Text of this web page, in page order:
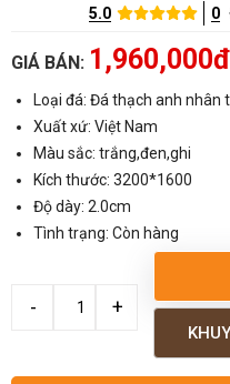
5.0 0
GIÁ BÁN: 1,960,000đ
Loại đá: Đá thạch anh nhân
Xuất xứ: Việt Nam
Màu sắc: trắng,đen,ghi
Kích thước: 3200*1600
Độ dày: 2.0cm
Tình trạng: Còn hàng